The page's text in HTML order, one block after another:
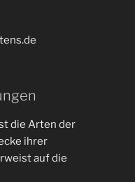
die Arten der
ihrer
auf die